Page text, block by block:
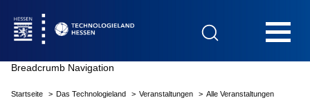
Breadcrumb Navigation
Startseite Das Technologieland Veranstaltungen Alle Veranstaltungen